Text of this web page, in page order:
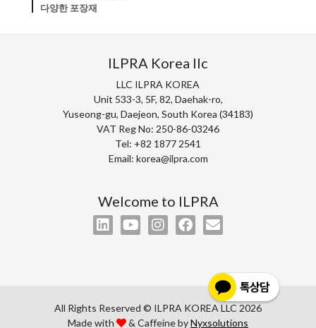
다양한 포장재
ILPRA Korea llc
LLC ILPRA KOREA
Unit 533-3, 5F, 82, Daehak-ro,
Yuseong-gu, Daejeon, South Korea (34183)
VAT Reg No: 250-86-03246
Tel: +82 1877 2541
Email: korea@ilpra.com
Welcome to ILPRA
All Rights Reserved © ILPRA KOREA LLC 2026
Made with
& Caffeine byNyxsolutions